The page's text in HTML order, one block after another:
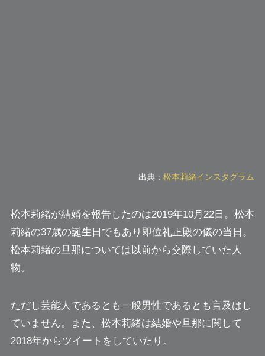
出典：松本莉緒インスタグラム
松本莉緒が結婚を報告したのは2019年10月22日。松本
莉緒の37歳の誕生日でもあり即位礼正殿の儀の当日。
松本莉緒の旦那については以前から交際していた人
物。
ただし芸能人であるとも一般男性であるとも言及はし
ていません。また、松本莉緒は結婚や旦那に関して
2018年からツイートをしていたり。